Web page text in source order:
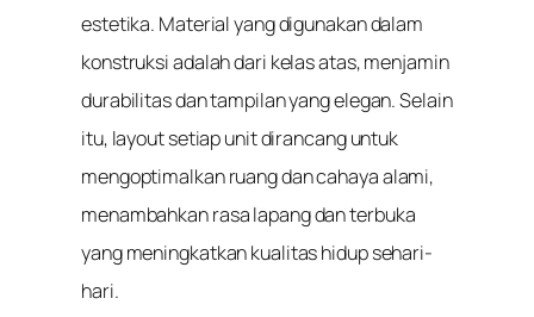
estetika. Material yang digunakan dalam
konstruksi adalah dari kelas atas, menjamin
durabilitas dan tampilan yang elegan. Selain
itu, layout setiap unit dirancang untuk
mengoptimalkan ruang dan cahaya alami,
menambahkan rasa lapang dan terbuka
yang meningkatkan kualitas hidup sehari-
hari.